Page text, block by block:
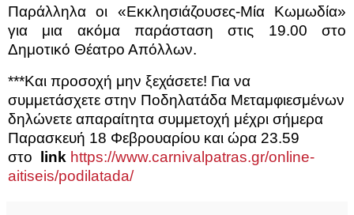
Παράλληλα οι «Εκκλησιάζουσες-Μία Κωμωδία»
για μια ακόμα παράσταση στις 19.00 στο
Δημοτικό Θέατρο Απόλλων.
***Και προσοχή μην ξεχάσετε! Για να
συμμετάσχετε στην Ποδηλατάδα Μεταμφιεσμένων
δηλώνετε απαραίτητα συμμετοχή μέχρι σήμερα
Παρασκευή 18 Φεβρουαρίου και ώρα 23.59
στο
link https://www.carnivalpatras.gr/online-
aitiseis/podilatada/